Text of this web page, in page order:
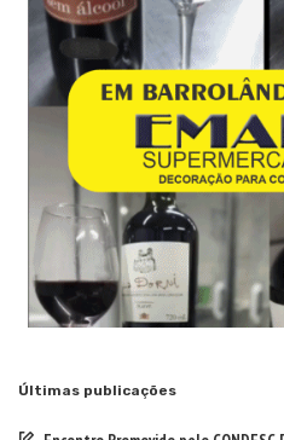
Últimas publicações